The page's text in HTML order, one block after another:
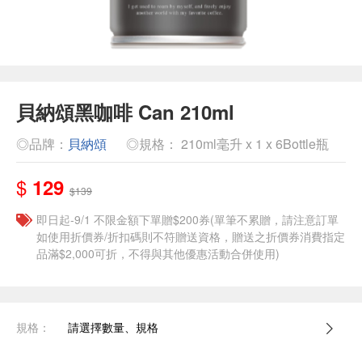
貝納頌黑咖啡 Can 210ml
◎品牌： 貝納頌 ◎規格： 210ml毫升 x 1 x 6Bottle瓶
$ 129 $139
即日起-9/1 不限金額下單贈$200券(單筆不累贈，請注意訂單
如使用折價券/折扣碼則不符贈送資格，贈送之折價券消費指定
品滿$2,000可折，不得與其他優惠活動合併使用)
規格： 請選擇數量、規格